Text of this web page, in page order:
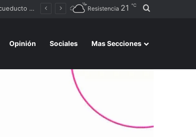
Resistencia 21 ℃ Buscar por
Opinión Sociales Mas Secciones